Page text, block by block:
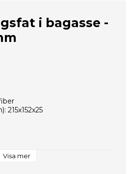
i bagasse -
215x152x25
Visa mer